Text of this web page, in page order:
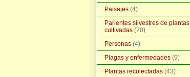
Paisajes (4)
Parientes silvestres de plantas
cultivadas (20)
Personas (4)
Plagas y enfermedades (9)
Plantas recolectadas (43)